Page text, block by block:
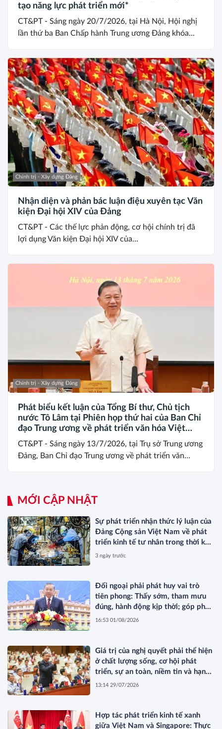
tạo năng lực phát triển mới*
CT&PT - Sáng ngày 20/7/2026, tại Hà Nội, Hội nghị
lần thứ ba Ban Chấp hành Trung ương Đảng khóa...
Chính trị - Xây dựng Đảng
Nhận diện và phản bác luận điệu xuyên tạc Văn
kiện Đại hội XIV của Đảng
CT&PT - Các thế lực phản động, cơ hội chính trị đã
lợi dụng Văn kiện Đại hội XIV của...
Chính trị - Xây dựng Đảng
Phát biểu kết luận của Tổng Bí thư, Chủ tịch
nước Tô Lâm tại Phiên họp thứ hai của Ban Chỉ
đạo Trung ương về phát triển văn hóa Việt
Nam
CT&PT - Sáng ngày 13/7/2026, tại Trụ sở Trung ương
Đảng, Ban Chỉ đạo Trung ương về phát triển văn...
MỚI CẬP NHẬT
Sự phát triển nhận thức lý luận của
Đảng Cộng sản Việt Nam về phát
triển kinh tế tư nhân trong thời kỳ
đổi mới
3 ngày trước
Đối ngoại phải phát huy vai trò
tiên phong: Thấy sớm, tham mưu
đúng, hành động kịp thời; góp phần
bảo vệ Tổ quốc từ sớm, từ xa; mở
16:53 01/08/2026
Giá trị của nghị quyết phải thể hiện
ở chất lượng sống, cơ hội phát
triển, sự an toàn, niềm tin và hạnh
phúc của nhân dân*
13:14 29/07/2026
Hợp tác phát triển kinh tế xanh
giữa Việt Nam và Singapore: Thực